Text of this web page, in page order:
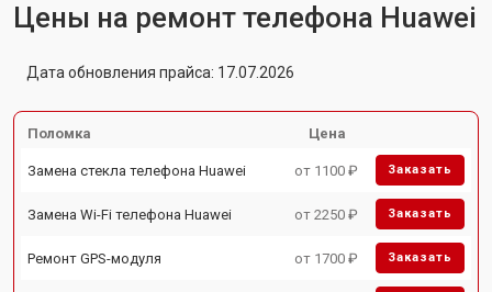
Цены на ремонт телефона Huawei
Дата обновления прайса: 17.07.2026
Поломка Цена
Замена стекла телефона Huawei от 1100 ₽ Заказать
Замена Wi-Fi телефона Huawei от 2250 ₽ Заказать
Ремонт GPS-модуля от 1700 ₽ Заказать